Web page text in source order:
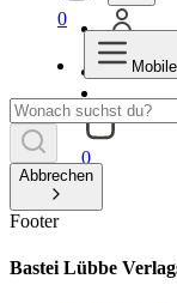
0
0
Abbrechen
Footer
Bastei Lübbe